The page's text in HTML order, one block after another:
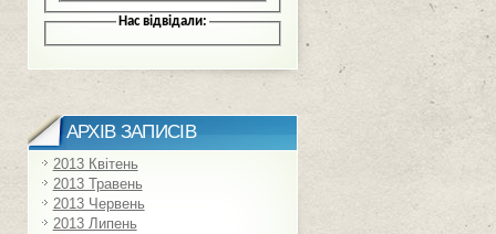
Нас відвідали:
АРХІВ ЗАПИСІВ
2013 Квітень
2013 Травень
2013 Червень
2013 Липень